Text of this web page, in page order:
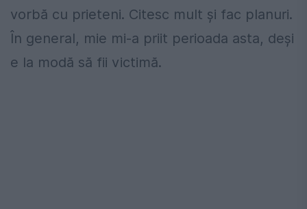
vorbă cu prieteni. Citesc mult și fac planuri.
În general, mie mi-a priit perioada asta, deși
e la modă să fii victimă.